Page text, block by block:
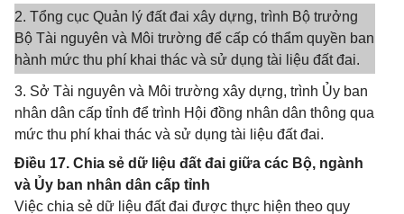
2. Tổng cục Quản lý đất đai xây dựng, trình Bộ trưởng
Bộ Tài nguyên và Môi trường để cấp có thẩm quyền ban
hành mức thu phí khai thác và sử dụng tài liệu đất đai.
3. Sở Tài nguyên và Môi trường xây dựng, trình Ủy ban
nhân dân cấp tỉnh để trình Hội đồng nhân dân thông qua
mức thu phí khai thác và sử dụng tài liệu đất đai.
Điều 17. Chia sẻ dữ liệu đất đai giữa các Bộ, ngành
và Ủy ban nhân dân cấp tỉnh
Việc chia sẻ dữ liệu đất đai được thực hiện theo quy